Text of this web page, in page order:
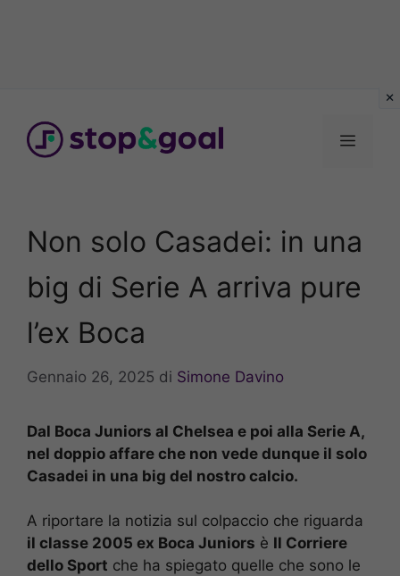
contenuto
Menu
Non solo Casadei: in una
big di Serie A arriva pure
l’ex Boca
Gennaio 26, 2025 di Simone Davino
Dal Boca Juniors al Chelsea e poi alla Serie A,
nel doppio affare che non vede dunque il solo
Casadei in una big del nostro calcio.
A riportare la notizia sul colpaccio che riguarda
il classe 2005 ex Boca Juniors è Il Corriere
dello Sport che ha spiegato quelle che sono le